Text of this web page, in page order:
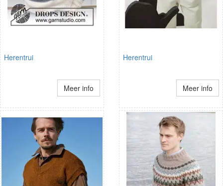
Herentrui
Meer info
Herentrui
Meer info